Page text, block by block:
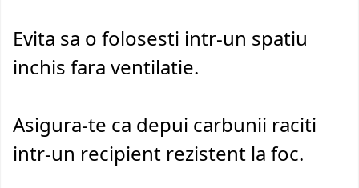
Evita sa o folosesti intr-un spatiu
inchis fara ventilatie.
Asigura-te ca depui carbunii raciti
intr-un recipient rezistent la foc.